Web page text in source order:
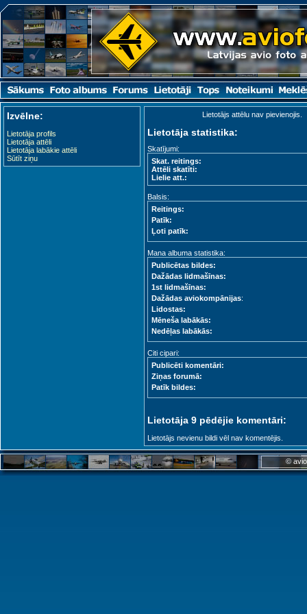
Izvēlne:
Lietotāja profils
Lietotāja attēli
Lietotāja labākie attēli
Sūtīt ziņu
Lietotājs attēlu nav pievienojis.
Lietotāja statistika:
Skatījumi:
Skat. reitings:
Attēli skatīti:
Lielie att.:
Balsis:
Reitings:
Patīk:
Ļoti patīk:
Mana albuma statistika:
Publicētas bildes:
Dažādas lidmašīnas:
1st lidmašīnas:
Dažādas aviokompānijas:
Lidostas:
Mēneša labākās:
Nedēļas labākās:
Citi cipari:
Publicēti komentāri:
Ziņas forumā:
Patīk bildes:
Lietotāja 9 pēdējie komentāri:
Lietotājs nevienu bildi vēl nav komentējis.
©